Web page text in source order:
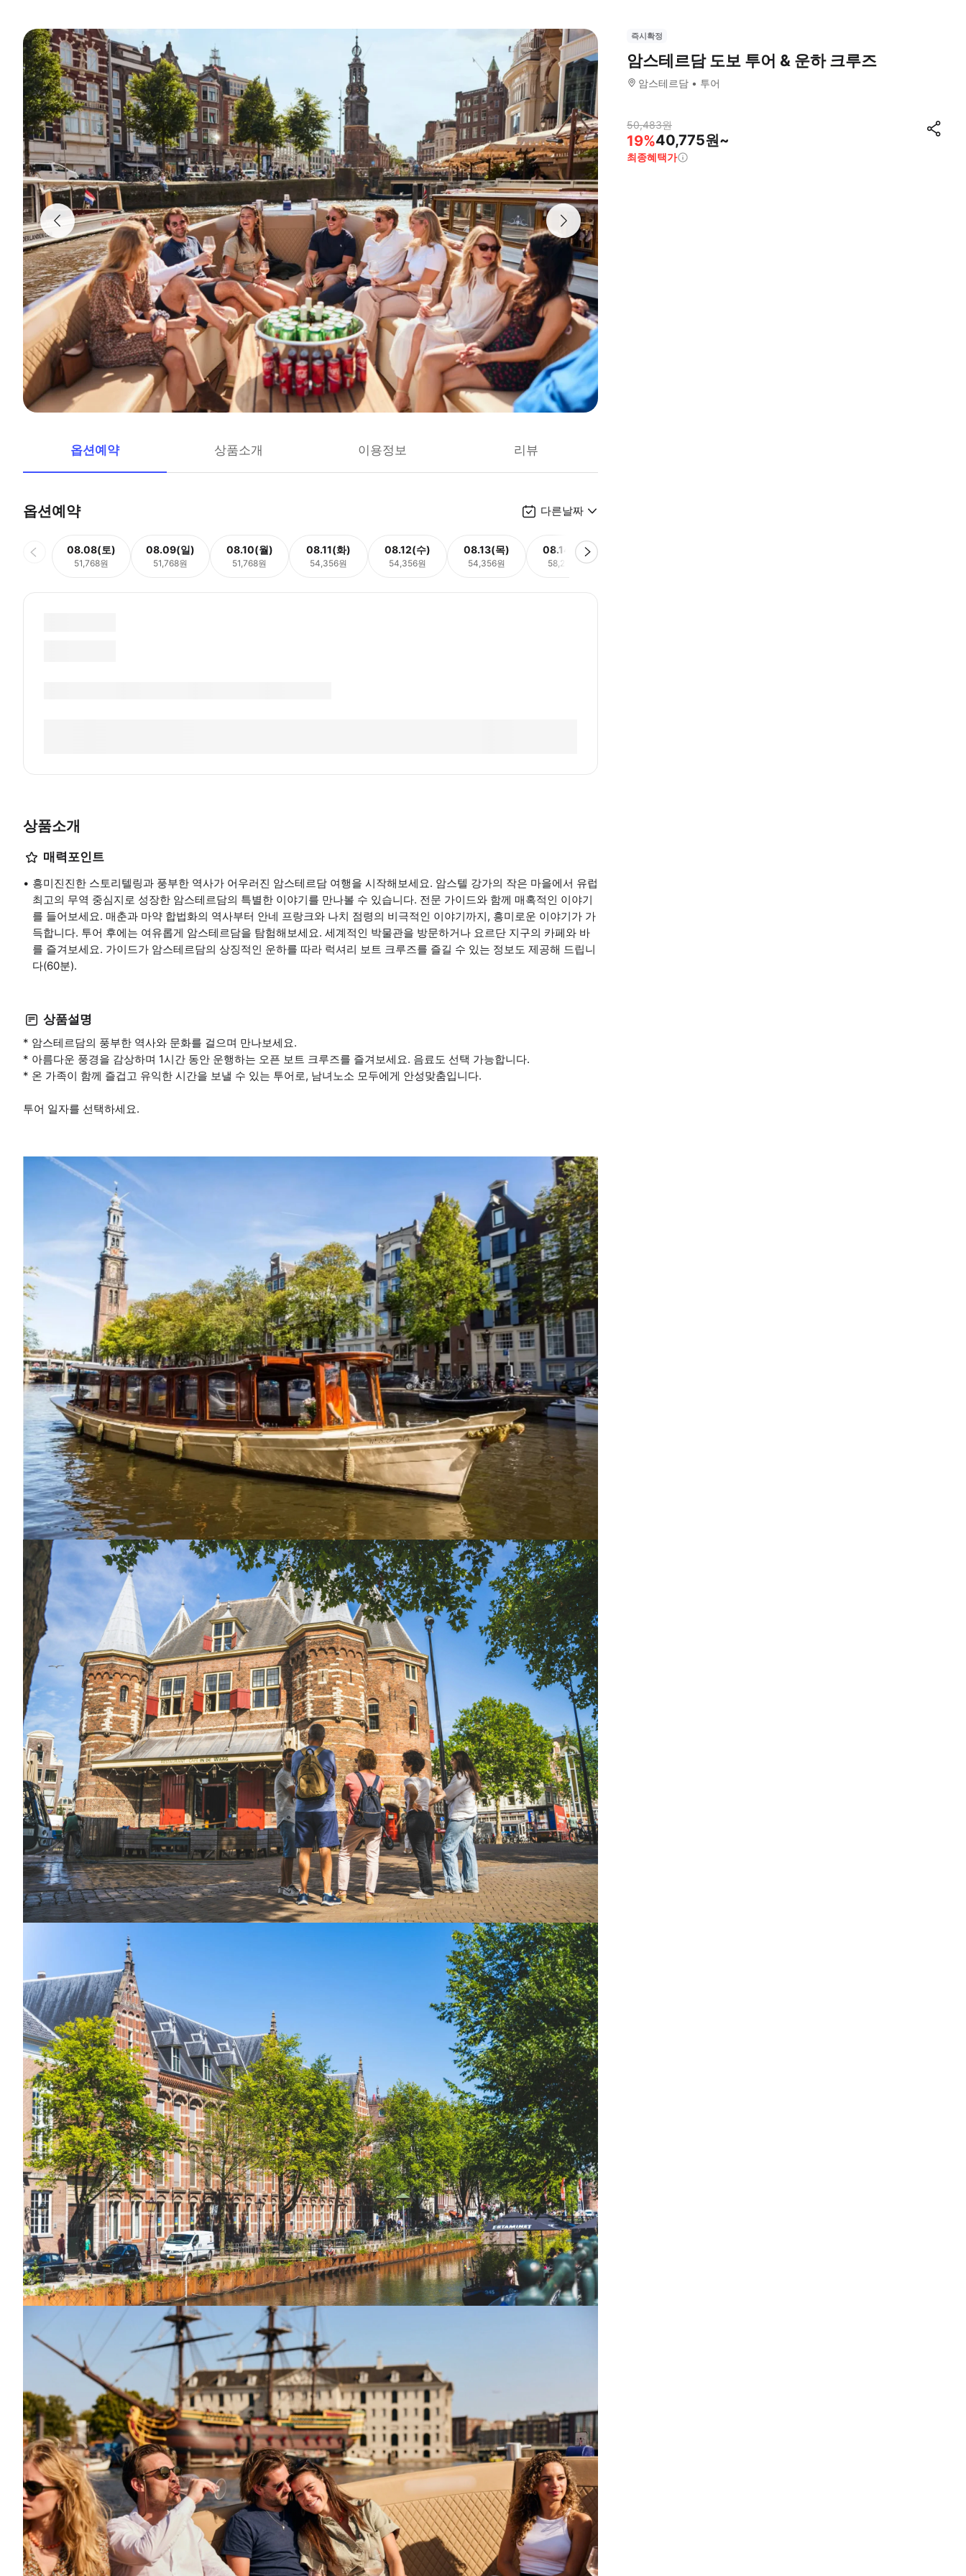
옵션예약 상품소개 이용정보 리뷰
옵션예약 다른날짜
08.08(토)
51,768원
08.09(일)
51,768원
08.10(월)
51,768원
08.11(화)
54,356원
08.12(수)
54,356원
08.13(목)
54,356원
08.14(금)
58,238원
상품소개
매력포인트
흥미진진한 스토리텔링과 풍부한 역사가 어우러진 암스테르담 여행을 시작해보세요. 암스텔 강가의 작은 마을에서 유럽
최고의 무역 중심지로 성장한 암스테르담의 특별한 이야기를 만나볼 수 있습니다. 전문 가이드와 함께 매혹적인 이야기
를 들어보세요. 매춘과 마약 합법화의 역사부터 안네 프랑크와 나치 점령의 비극적인 이야기까지, 흥미로운 이야기가 가
득합니다. 투어 후에는 여유롭게 암스테르담을 탐험해보세요. 세계적인 박물관을 방문하거나 요르단 지구의 카페와 바
를 즐겨보세요. 가이드가 암스테르담의 상징적인 운하를 따라 럭셔리 보트 크루즈를 즐길 수 있는 정보도 제공해 드립니
다(60분).
상품설명
* 암스테르담의 풍부한 역사와 문화를 걸으며 만나보세요.
* 아름다운 풍경을 감상하며 1시간 동안 운행하는 오픈 보트 크루즈를 즐겨보세요. 음료도 선택 가능합니다.
* 온 가족이 함께 즐겁고 유익한 시간을 보낼 수 있는 투어로, 남녀노소 모두에게 안성맞춤입니다.
투어 일자를 선택하세요.
즉시확정
암스테르담 도보 투어 & 운하 크루즈
암스테르담 투어
50,483원
19%40,775원~
최종혜택가